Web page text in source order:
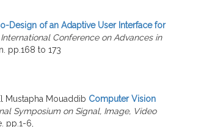
Design of an Adaptive User Interface for
Conference on Advances in
pp.168 to 173
Mustapha Mouaddib Computer Vision
Symposium on Signal, Image, Video
pp.1-6,